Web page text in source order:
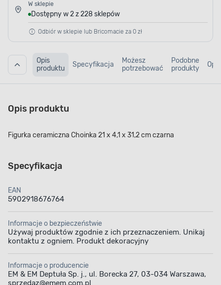
W sklepie
Dostępny w 2 z 228 sklepów
Odbiór w sklepie lub Bricomacie za 0 zł
Opis
produktu
Specyfikacja
Możesz
potrzebować
Podobne
produkty
Opis produktu
Figurka ceramiczna Choinka 21 x 4,1 x 31,2 cm czarna
Specyfikacja
EAN
5902918676764
Informacje o bezpieczeństwie
Używaj produktów zgodnie z ich przeznaczeniem. Unikaj
kontaktu z ogniem. Produkt dekoracyjny
Informacje o producencie
EM & EM Deptuła Sp. j., ul. Borecka 27, 03-034 Warszawa,
sprzedaz@emem.com.pl